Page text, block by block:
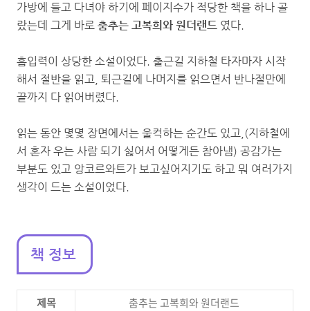
가방에 들고 다녀야 하기에 페이지수가 적당한 책을 하나 골
랐는데 그게 바로 춤추는 고복희와 원더랜드 였다.
흡입력이 상당한 소설이었다. 출근길 지하철 타자마자 시작
해서 절반을 읽고, 퇴근길에 나머지를 읽으면서 반나절만에
끝까지 다 읽어버렸다.
읽는 동안 몇몇 장면에서는 울컥하는 순간도 있고,(지하철에
서 혼자 우는 사람 되기 싫어서 어떻게든 참아냄) 공감가는
부분도 있고 앙코르와트가 보고싶어지기도 하고 뭐 여러가지
생각이 드는 소설이었다.
책 정보
제목
춤추는 고복희와 원더랜드